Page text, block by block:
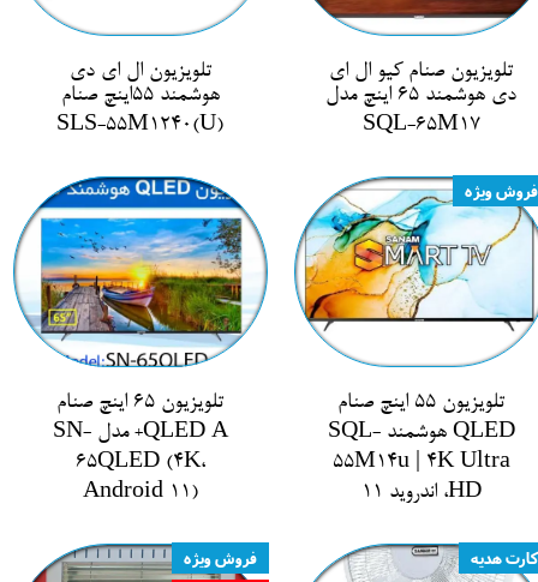
تلویزیون صنام کیو ال ای
دی هوشمند 65 اینچ مدل
SQL-65M17
تلویزیون ال ای دی
هوشمند 55اینچ صنام
SLS-55M1240(U)
تلویزیون 55 اینچ صنام
QLED هوشمند SQL-
55M14u | 4K Ultra
HD، اندروید 11
فروش ویژه
تلویزیون 65 اینچ صنام
QLED A+ مدل SN-
65QLED (4K،
Android 11)
کارت هدیه فروش ویژه